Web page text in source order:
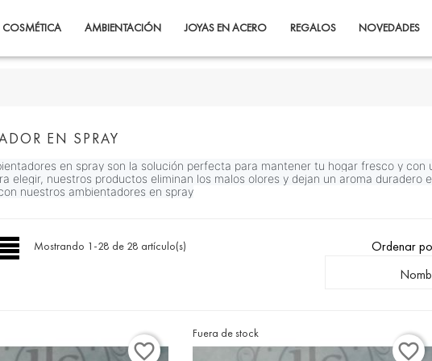
COSMÉTICA AMBIENTACIÓN JOYAS EN ACERO REGALOS
NOVEDADES
EN SPRAY
en spray son la solución perfecta para mantener tu hogar fresco y con
elegir, nuestros productos eliminan los malos olores y dejan un aroma duradero
nuestros ambientadores en spray
Mostrando 1-28 de 28 artículo(s)
Ordenar
favorite_border
Fuera de stock
favorite_border